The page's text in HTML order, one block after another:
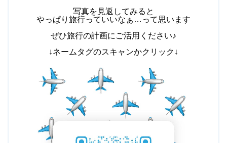
写真を見返してみると
やっぱり旅行っていいなぁ…って思います
ぜひ旅行の計画にご活用ください♪
↓ネームタグのスキャンかクリック↓